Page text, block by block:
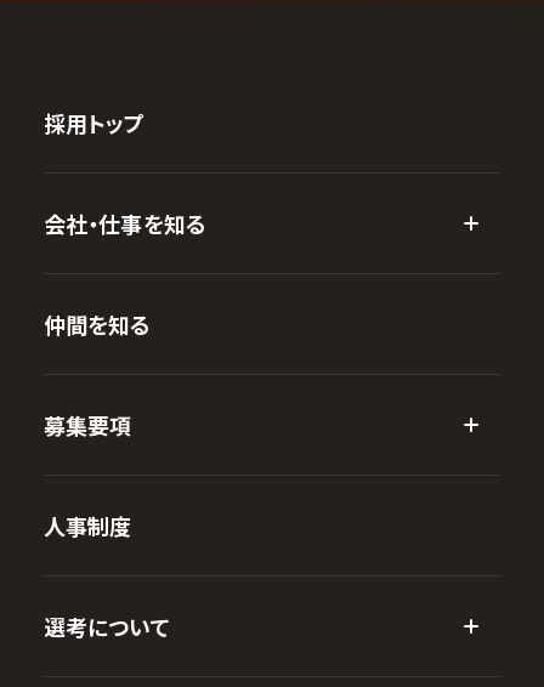
採用トップ
会社・仕事を知る
仲間を知る
募集要項
人事制度
選考について